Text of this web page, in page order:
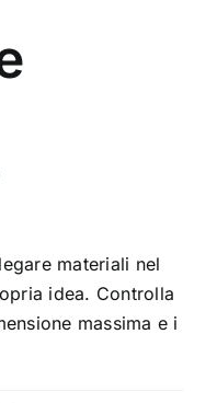
materiali nel
idea. Controlla
massima e i